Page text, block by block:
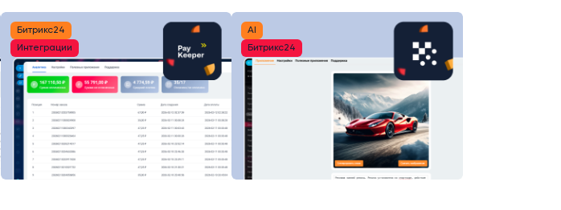
Битрикс24
Интеграции
AI
Битрикс24